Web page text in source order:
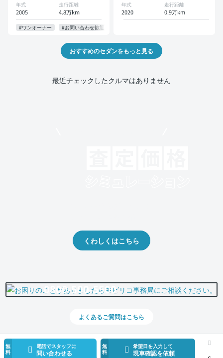
無
料
電話でスタッフに
問い合わせる
無
料
希望日を入力して
現車確認を依頼
年式
2005
走行距離
4.8万km
#ワンオーナー #お問い合わせ歓迎
年式
2020
走行距離
0.9万km
おすすめのセダンをもっと見る
最近チェックしたクルマはありません
くわしくはこちら
0800-500-5500
よくあるご質問はこちら